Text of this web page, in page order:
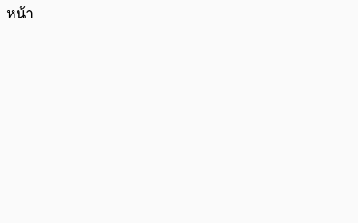
หน้า